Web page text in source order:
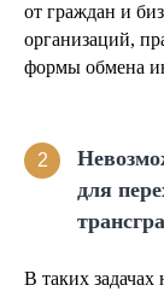
от граждан и
организаций,
формы обмена
2
для
В таких